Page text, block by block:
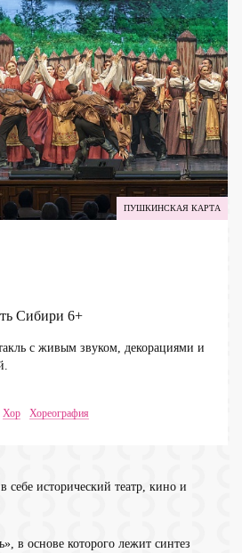
ПУШКИНСКАЯ КАРТА
Сибири 6+
с живым звуком, декорациями и
Хор Хореография
себе исторический театр, кино и
в основе которого лежит синтез